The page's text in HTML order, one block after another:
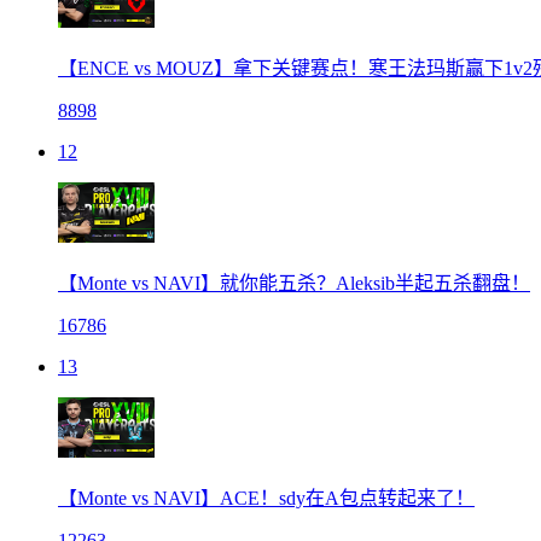
【ENCE vs MOUZ】拿下关键赛点！寒王法玛斯赢下1v2
8898
12
【Monte vs NAVI】就你能五杀？Aleksib半起五杀翻盘！
16786
13
【Monte vs NAVI】ACE！sdy在A包点转起来了！